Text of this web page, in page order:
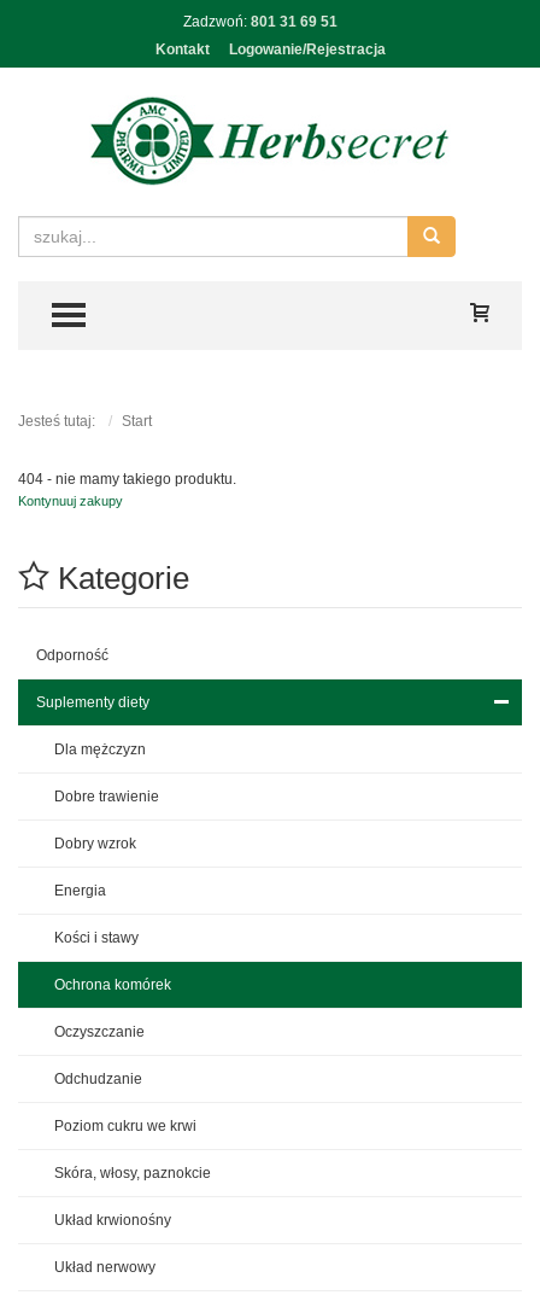
Zadzwoń: 801 31 69 51
Kontakt
Logowanie/Rejestracja
TOGGLE MENU
Jesteś tutaj: Start
404 - nie mamy takiego produktu.
Kontynuuj zakupy
Kategorie
Odporność
Suplementy diety
Dla mężczyzn
Dobre trawienie
Dobry wzrok
Energia
Kości i stawy
Ochrona komórek
Oczyszczanie
Odchudzanie
Poziom cukru we krwi
Skóra, włosy, paznokcie
Układ krwionośny
Układ nerwowy